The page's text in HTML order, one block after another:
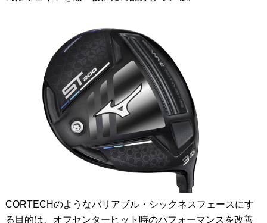
CORTECHのようなバリアブル・シックネスフェースにす
る目的は、オフセンターヒット時のパフォーマンスを改善